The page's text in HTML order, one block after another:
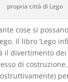
propria città di Lego
cose si
Il libro ‘Lego
il divertimento
di